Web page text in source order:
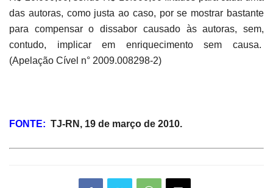
das autoras, como justa ao caso, por se mostrar bastante
para compensar o dissabor causado às autoras, sem,
contudo, implicar em enriquecimento sem causa.
(Apelação Cível n° 2009.008298-2)
FONTE: TJ-RN, 19 de março de 2010.